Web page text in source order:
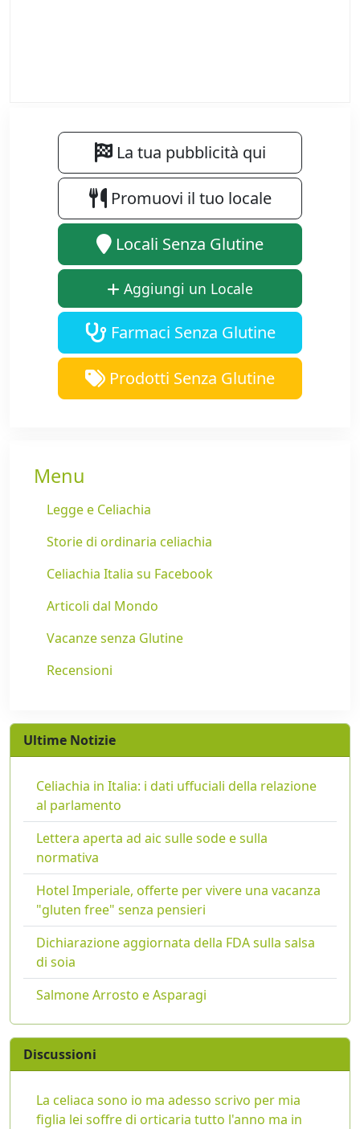
La tua pubblicità qui
Promuovi il tuo locale
Locali Senza Glutine
Aggiungi un Locale
Farmaci Senza Glutine
Prodotti Senza Glutine
Menu
Legge e Celiachia
Storie di ordinaria celiachia
Celiachia Italia su Facebook
Articoli dal Mondo
Vacanze senza Glutine
Recensioni
Ultime Notizie
Celiachia in Italia: i dati uffuciali della relazione
al parlamento
Lettera aperta ad aic sulle sode e sulla
normativa
Hotel Imperiale, offerte per vivere una vacanza
"gluten free" senza pensieri
Dichiarazione aggiornata della FDA sulla salsa
di soia
Salmone Arrosto e Asparagi
Discussioni
La celiaca sono io ma adesso scrivo per mia
figlia lei soffre di orticaria tutto l'anno ma in